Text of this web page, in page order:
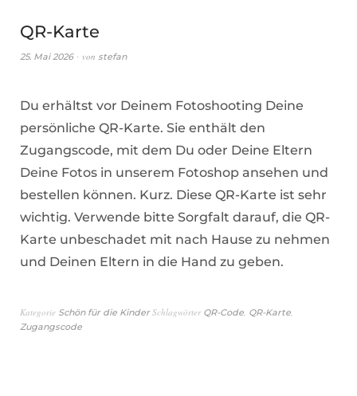
QR-Karte
25. Mai 2026 von stefan
Du erhältst vor Deinem Fotoshooting Deine
persönliche QR-Karte. Sie enthält den
Zugangscode, mit dem Du oder Deine Eltern
Deine Fotos in unserem Fotoshop ansehen und
bestellen können. Kurz. Diese QR-Karte ist sehr
wichtig. Verwende bitte Sorgfalt darauf, die QR-
Karte unbeschadet mit nach Hause zu nehmen
und Deinen Eltern in die Hand zu geben.
Kategorie Schön für die Kinder Schlagwörter QR-Code QR-Karte
Zugangscode